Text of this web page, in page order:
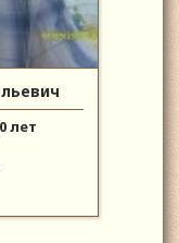
лет